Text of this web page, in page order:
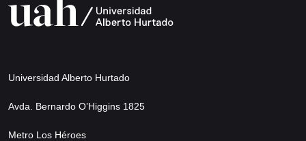
Universidad Alberto Hurtado
Avda. Bernardo O’Higgins 1825
Metro Los Héroes